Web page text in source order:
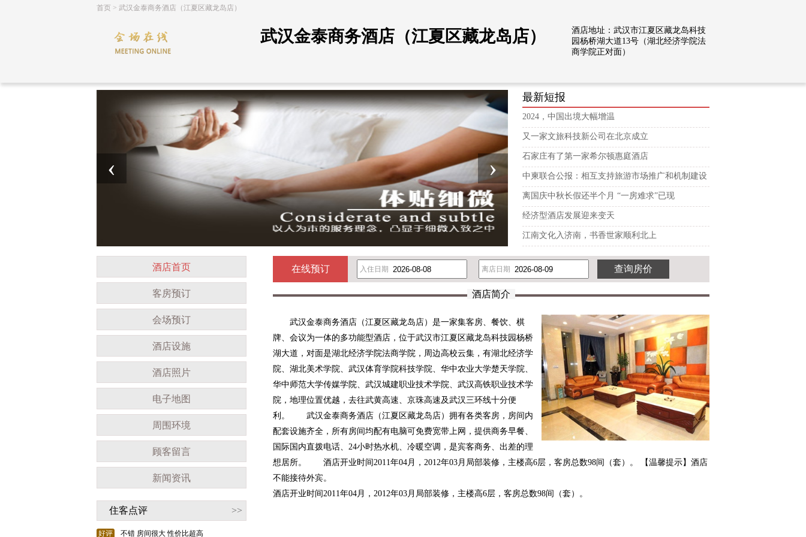
首页 > 武汉金泰商务酒店（江夏区藏龙岛店）
武汉金泰商务酒店（江夏区藏龙岛店）
酒店地址：武汉市江夏区藏龙岛科技
园杨桥湖大道13号（湖北经济学院法
商学院正对面）
‹ ›
最新短报
2024，中国出境大幅增温
又一家文旅科技新公司在北京成立
石家庄有了第一家希尔顿惠庭酒店
中柬联合公报：相互支持旅游市场推广和机制建设
离国庆中秋长假还半个月 “一房难求”已现
经济型酒店发展迎来变天
江南文化入济南，书香世家顺利北上
酒店首页
客房预订
会场预订
酒店设施
酒店照片
电子地图
周围环境
顾客留言
新闻资讯
住客点评 >>
好评 不错 房间很大 性价比超高
在线预订 入住日期 离店日期
酒店简介
武汉金泰商务酒店（江夏区藏龙岛店）是一家集客房、餐饮、棋
牌、会议为一体的多功能型酒店，位于武汉市江夏区藏龙岛科技园杨桥
湖大道，对面是湖北经济学院法商学院，周边高校云集，有湖北经济学
院、湖北美术学院、武汉体育学院科技学院、华中农业大学楚天学院、
华中师范大学传媒学院、武汉城建职业技术学院、武汉高铁职业技术学
院，地理位置优越，去往武黄高速、京珠高速及武汉三环线十分便
利。 武汉金泰商务酒店（江夏区藏龙岛店）拥有各类客房，房间内
配套设施齐全，所有房间均配有电脑可免费宽带上网，提供商务早餐、
国际国内直拨电话、24小时热水机、冷暖空调，是宾客商务、出差的理
想居所。 酒店开业时间2011年04月，2012年03月局部装修，主楼高6层，客房总数98间（套）。 【温馨提示】酒店
不能接待外宾。
酒店开业时间2011年04月，2012年03月局部装修，主楼高6层，客房总数98间（套）。